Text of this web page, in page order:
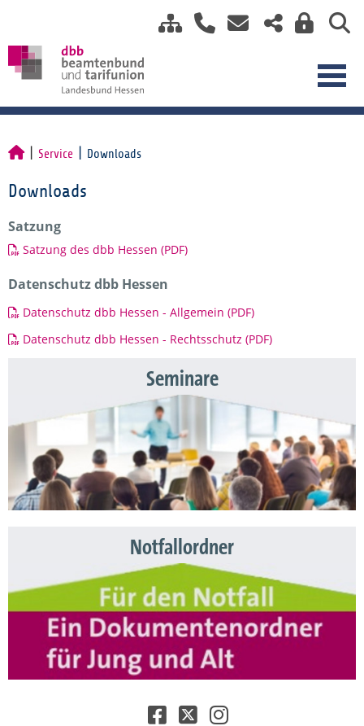
Service Downloads
Downloads
Satzung
Satzung des dbb Hessen (PDF)
Datenschutz dbb Hessen
Datenschutz dbb Hessen - Allgemein (PDF)
Datenschutz dbb Hessen - Rechtsschutz (PDF)
Seminare
Notfallordner